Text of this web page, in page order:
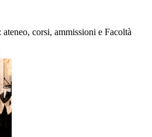
corsi, ammissioni e Facoltà